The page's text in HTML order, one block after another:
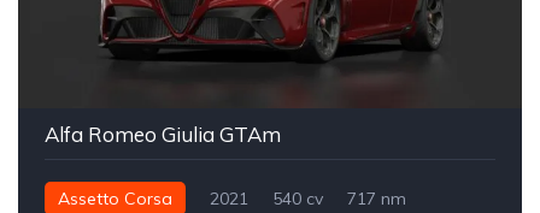
Alfa Romeo Giulia GTAm
Assetto Corsa 2021 540 cv
717 nm